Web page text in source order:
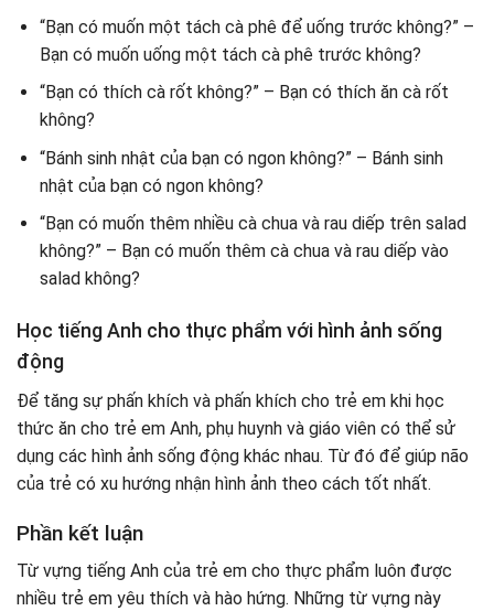
“Bạn có muốn một tách cà phê để uống trước không?” –
Bạn có muốn uống một tách cà phê trước không?
“Bạn có thích cà rốt không?” – Bạn có thích ăn cà rốt
không?
“Bánh sinh nhật của bạn có ngon không?” – Bánh sinh
nhật của bạn có ngon không?
“Bạn có muốn thêm nhiều cà chua và rau diếp trên salad
không?” – Bạn có muốn thêm cà chua và rau diếp vào
salad không?
Học tiếng Anh cho thực phẩm với hình ảnh sống
động
Để tăng sự phấn khích và phấn khích cho trẻ em khi học
thức ăn cho trẻ em Anh, phụ huynh và giáo viên có thể sử
dụng các hình ảnh sống động khác nhau. Từ đó để giúp não
của trẻ có xu hướng nhận hình ảnh theo cách tốt nhất.
Phần kết luận
Từ vựng tiếng Anh của trẻ em cho thực phẩm luôn được
nhiều trẻ em yêu thích và hào hứng. Những từ vựng này